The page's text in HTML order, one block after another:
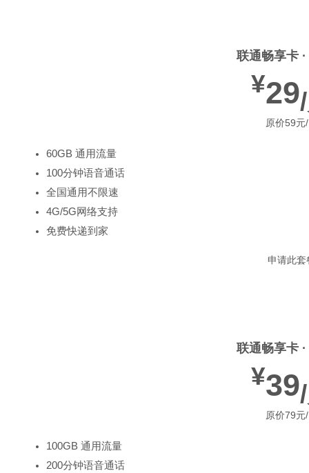
联通畅享卡
¥29
原价59元
60GB 通用流量
100分钟语音通话
全国通用不限速
4G/5G网络支持
免费快递到家
申请此套
联通畅享卡
¥39
原价79元
100GB 通用流量
200分钟语音通话